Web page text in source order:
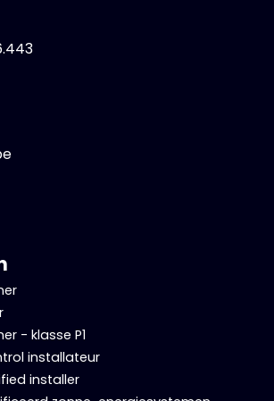
- klasse P1
installateur
installer